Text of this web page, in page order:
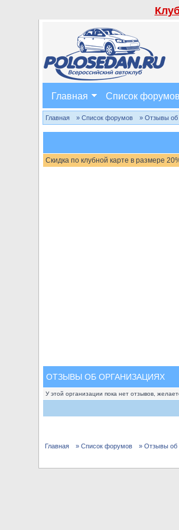
Главная Список форумов
Главная » Список форумов » Отзывы об
Скидка по клубной карте в размере
ОТЗЫВЫ ОБ ОРГАНИЗАЦИЯХ
У этой организации пока нет отзывов,
Главная » Список форумов » Отзывы об